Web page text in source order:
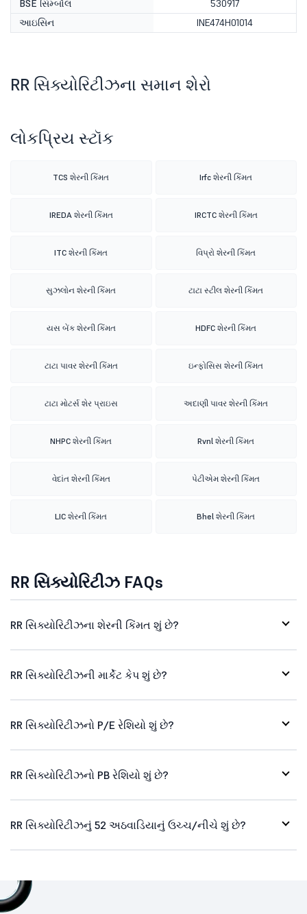
BSE સિમ્બૉલ
530917
આઇસિન
INE474H01014
RR સિક્યોરિટીઝના સમાન શેરો
લોકપ્રિય સ્ટૉક
TCS શેરની કિંમત Irfc શેરની કિંમત
IREDA શેરની કિંમત IRCTC શેરની કિંમત
ITC શેરની કિંમત વિપ્રો શેરની કિંમત
સુઝલોન શેરની કિંમત ટાટા સ્ટીલ શેરની કિંમત
યસ બેંક શેરની કિંમત HDFC શેરની કિંમત
ટાટા પાવર શેરની કિંમત ઇન્ફોસિસ શેરની કિંમત
ટાટા મોટર્સ શેર પ્રાઇસ અદાણી પાવર શેરની કિંમત
NHPC શેરની કિંમત Rvnl શેરની કિંમત
વેદાંત શેરની કિંમત પેટીએમ શેરની કિંમત
LIC શેરની કિંમત Bhel શેરની કિંમત
RR સિક્યોરિટીઝ FAQs
RR સિક્યોરિટીઝના શેરની કિંમત શું છે?
RR સિક્યોરિટીઝની માર્કેટ કેપ શું છે?
RR સિક્યોરિટીઝનો P/E રેશિયો શું છે?
RR સિક્યોરિટીઝનો PB રેશિયો શું છે?
RR સિક્યોરિટીઝનું 52 અઠવાડિયાનું ઉચ્ચ/નીચે શું છે?